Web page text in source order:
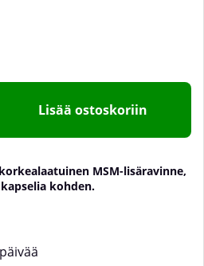
Lisää ostoskoriin
MSM-lisäravinne,
kohden.